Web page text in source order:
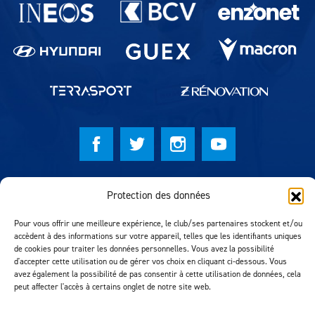
Protection des données
Pour vous offrir une meilleure expérience, le club/ses partenaires stockent et/ou
accèdent à des informations sur votre appareil, telles que les identifiants uniques
de cookies pour traiter les données personnelles. Vous avez la possibilité
d'accepter cette utilisation ou de gérer vos choix en cliquant ci-dessous. Vous
avez également la possibilité de pas consentir à cette utilisation de données, cela
peut affecter l'accès à certains onglet de notre site web.